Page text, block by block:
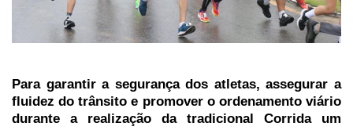
Para garantir a segurança dos atletas, assegurar a
fluidez do trânsito e promover o ordenamento viário
durante a realização da tradicional Corrida um